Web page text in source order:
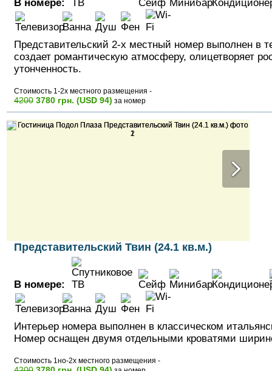
В номере:
Представительский 2-х местный номер выполнен в
создает романтическую атмосферу, олицетворяет
утонченность.
Стоимость 1-2х местного размещения -
4200 3780 грн. (USD 94) за номер
Представительский Твин (24.1 кв.м.)
В номере:
Интерьер номера выполнен в классическом
Номер оснащен двумя отдельными кроватями
Стоимость 1но-2х местного размещения -